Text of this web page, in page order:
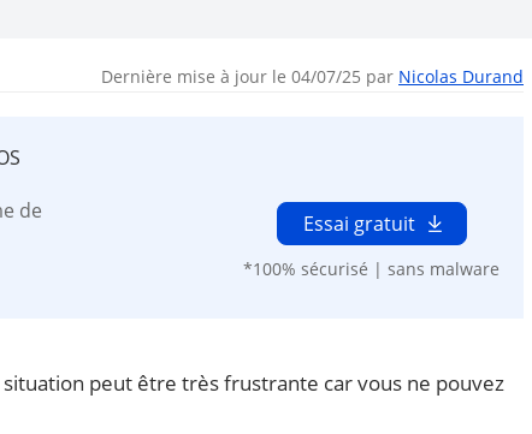
Dernière mise à jour le 04/07/25 par Nicolas Durand
de
Essai gratuit
*100% sécurisé | sans malware
situation peut être très frustrante car vous ne pouvez